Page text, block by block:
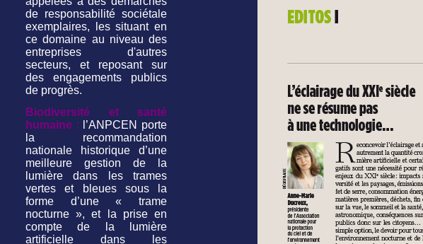
de responsabilité sociétale
exemplaires, les situant en
ce domaine au niveau des
entreprises d'autres
secteurs, et reposant sur
des engagements publics
de progrès.
Biodiversité et santé
humaine : l’ANPCEN porte
la recommandation
nationale historique d’une
meilleure gestion de la
lumière dans les trames
vertes et bleues sous la
forme d’une « trame
nocturne », et la prise en
compte de la lumière
artificielle dans les